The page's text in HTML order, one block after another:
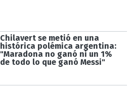
Chilavert se metió en una
histórica polémica argentina:
"Maradona no ganó ni un 1%
de todo lo que ganó Messi"